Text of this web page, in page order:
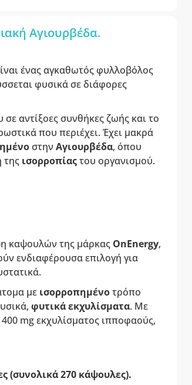
Αγιουρβέδα.
ένας αγκαθωτός φυλλοβόλος
φυσικά σε διάφορες
αντίξοες συνθήκες ζωής και το
που περιέχει. Έχει μακρά
στηνΑγιουρβέδα, όπου
της ισορροπίαςτου οργανισμού.
καψουλών της μάρκας OnEnergy,
ενδιαφέρουσα επιλογή για
με ισορροπημένοτρόπο
φυτικά εκχυλίσματα. Με
mg εκχυλίσματος ιπποφαούς,
(συνολικά 270 κάψουλες).